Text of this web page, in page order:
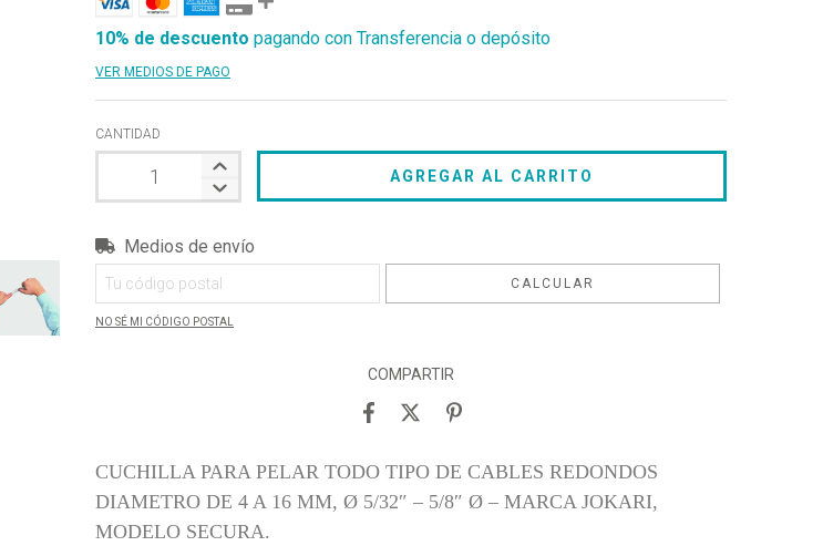
10% de descuento pagando con Transferencia o depósito
VER MEDIOS DE PAGO
CANTIDAD
Entregas para el CP:
Medios de envío
CALCULAR
NO SÉ MI CÓDIGO POSTAL
COMPARTIR
CUCHILLA PARA PELAR TODO TIPO DE CABLES REDONDOS
DIAMETRO DE 4 A 16 MM, Ø 5/32″ – 5/8″ Ø – MARCA JOKARI,
MODELO SECURA.